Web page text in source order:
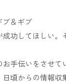
ブ＆ギブ
功してほしい。
手伝いをさせて
頃からの情報収